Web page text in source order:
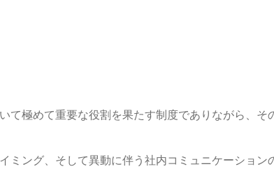
て極めて重要な役割を果たす制度でありながら、
ミング、そして異動に伴う社内コミュニケーショ